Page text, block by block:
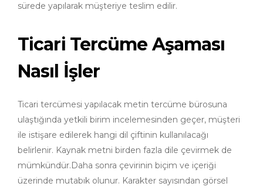
sürede yapılarak müşteriye teslim edilir.
Ticari Tercüme Aşaması
Nasıl İşler
Ticari tercümesi yapılacak metin tercüme bürosuna
ulaştığında yetkili birim incelemesinden geçer, müşteri
ile istişare edilerek hangi dil çiftinin kullanılacağı
belirlenir. Kaynak metni birden fazla dile çevirmek de
mümkündür.Daha sonra çevirinin biçim ve içeriği
üzerinde mutabık olunur. Karakter sayısından görsel